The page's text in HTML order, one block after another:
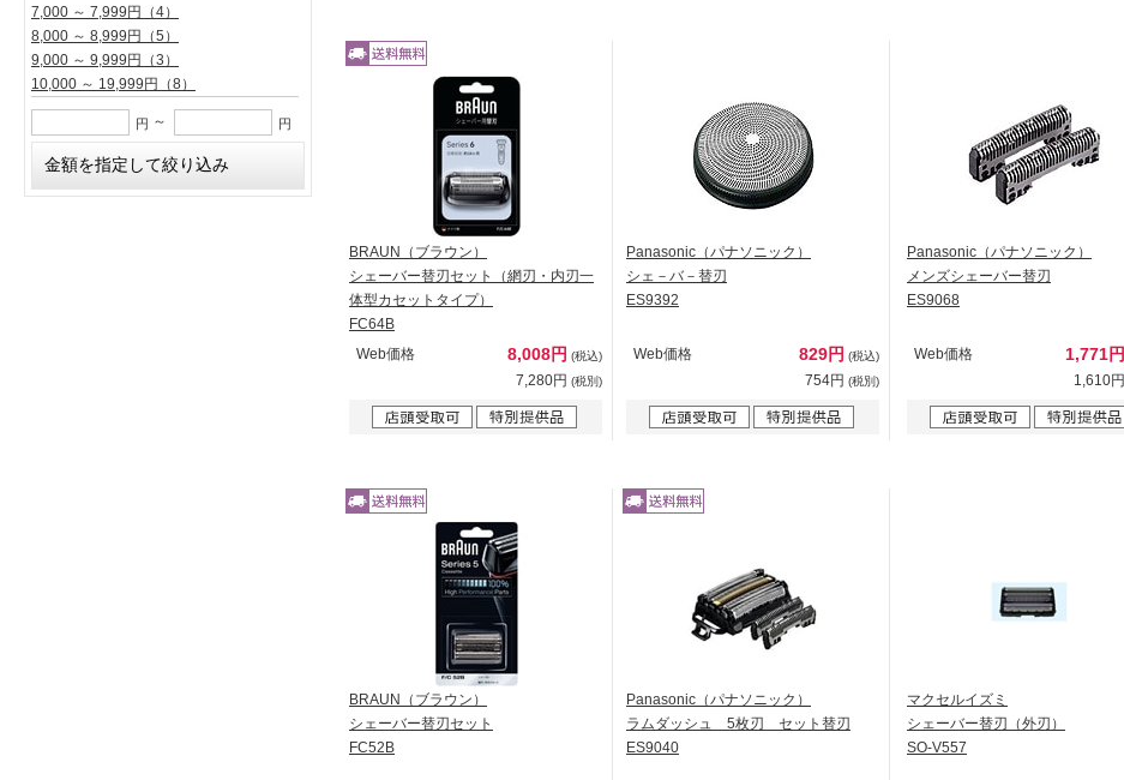
7,000 ～ 7,999円
（4）
8,000 ～ 8,999円
（5）
9,000 ～ 9,999円
（3）
10,000 ～ 19,999円
（8）
円 ～ 円
BRAUN（ブラウン）
シェーバー替刃セット（網刃・内刃一
体型カセットタイプ）
FC64B
Web価格
8,008円 (税込)
7,280円 (税別)
Panasonic（パナソニック）
シェ－バ－替刃
ES9392
Web価格 829円 (税込)
754円 (税別)
Panasonic（パナソニック）
メンズシェーバー替刃
ES9068
Web価格 1,771円
1,610円
BRAUN（ブラウン）
シェーバー替刃セット
FC52B
Panasonic（パナソニック）
ラムダッシュ 5枚刃 セット替刃
ES9040
マクセルイズミ
シェーバー替刃（外刃）
SO-V557